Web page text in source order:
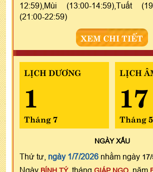
12:59),Mùi (13:00-14:59),Tuất
(21:00-22:59)
XEM CHI TIẾT
LỊCH DƯƠNG
1
Tháng 7
LỊCH
17
Tháng 5
NGÀYXẤU
Thứ tư, ngày 1/7/2026 nhằm ngày
Ngày , tháng , năm